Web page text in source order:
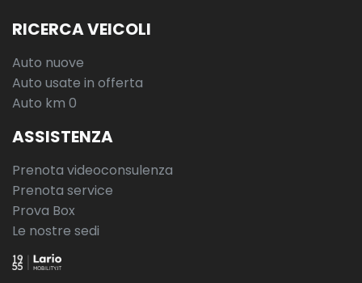
RICERCA VEICOLI
Auto nuove
Auto usate in offerta
Auto km 0
ASSISTENZA
Prenota videoconsulenza
Prenota service
Prova Box
Le nostre sedi